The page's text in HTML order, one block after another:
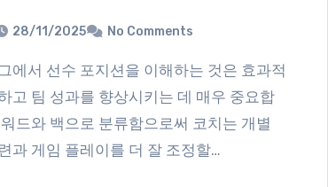
28/11/2025 No Comments
고 팀 성과를 향상시키는 데 매우 중요합
드와 백으로 분류함으로써 코치는 개별
과 게임 플레이를 더 잘 조정할…